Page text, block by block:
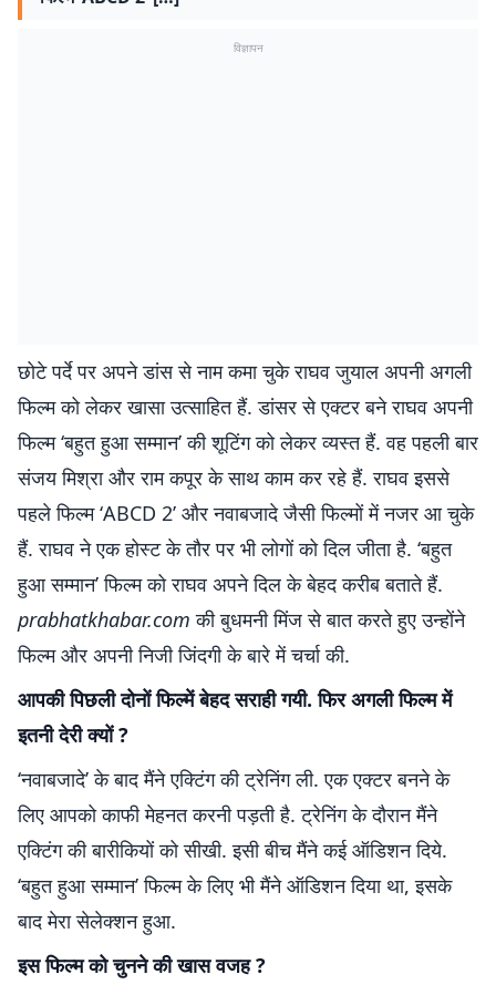
विज्ञापन
छोटे पर्दे पर अपने डांस से नाम कमा चुके राघव जुयाल अपनी अगली
फिल्‍म को लेकर खासा उत्‍साहित हैं. डांसर से एक्‍टर बने राघव अपनी
फिल्‍म ‘बहुत हुआ सम्‍मान’ की शूटिंग को लेकर व्‍यस्‍त हैं. वह पहली बार
संजय मिश्रा और राम कपूर के साथ काम कर रहे हैं. राघव इससे
पहले फिल्‍म ‘ABCD 2’ और नवाबजादे जैसी फिल्‍मों में नजर आ चुके
हैं. राघव ने एक होस्‍ट के तौर पर भी लोगों को दिल जीता है. ‘बहुत
हुआ सम्‍मान’ फिल्‍म को राघव अपने दिल के बेहद करीब बताते हैं.
prabhatkhabar.com की बुधमनी मिंज से बात करते हुए उन्‍होंने
फिल्‍म और अपनी निजी जिंदगी के बारे में चर्चा की.
आपकी पिछली दोनों फिल्‍में बेहद सराही गयी. फिर अगली फिल्‍म में
इतनी देरी क्‍यों ?
‘नवाबजादे’ के बाद मैंने एक्टिंग की ट्रेनिंग ली. एक एक्‍टर बनने के
लिए आपको काफी मेहनत करनी पड़ती है. ट्रेनिंग के दौरान मैंने
एक्टिंग की बारीकियों को सीखी. इसी बीच मैंने कई ऑडिशन दिये.
‘बहुत हुआ सम्‍मान’ फिल्‍म के लिए भी मैंने ऑडिशन दिया था, इसके
बाद मेरा सेलेक्‍शन हुआ.
इस फिल्‍म को चुनने की खास वजह ?